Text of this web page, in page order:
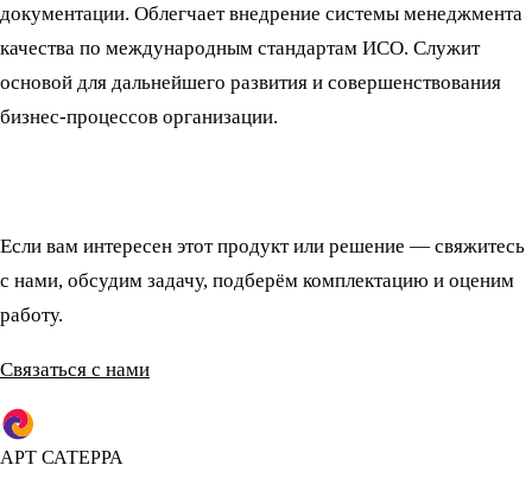
документации. Облегчает внедрение системы менеджмента
качества по международным стандартам ИСО. Служит
основой для дальнейшего развития и совершенствования
бизнес-процессов организации.
Если вам интересен этот продукт или решение — свяжитесь
с нами, обсудим задачу, подберём комплектацию и оценим
работу.
Связаться с нами
АРТ САТЕРРА